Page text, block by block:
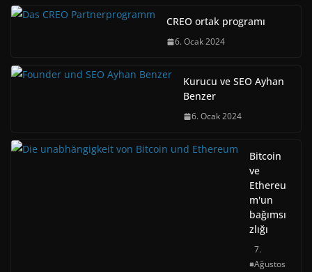
CREO ortak programı
6. Ocak 2024
Kurucu ve SEO Ayhan
Benzer
6. Ocak 2024
Bitcoin
ve
Ethereu
m'un
bağımsı
zlığı
7.
Ağustos